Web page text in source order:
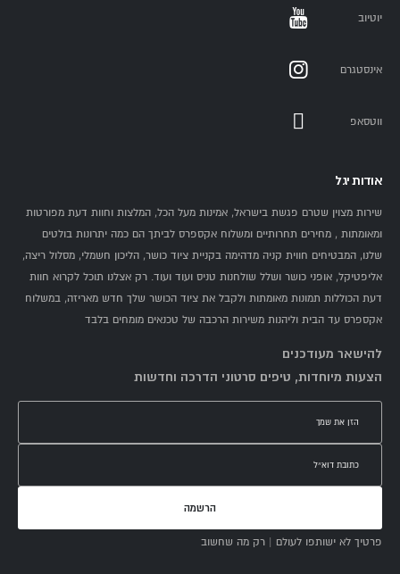
יוטיוב
אינסטגרם
ווטסאפ
אודות יגל
שירות מצוין שטרם פגשת בישראל, אמינות מעל הכל, המלצות וחוות דעת מפורטות
ומאומתות , מחירים תחרותיים ומשלוח אקספרס לביתך הם כמה יתרונות בולטים
שלנו, המבטיחים חווית קניה מדהימה בקניית ציוד כושר, הליכון חשמלי, מסלול ריצה,
אליפטיקל, אופני כושר ושלל שולחנות טניס ועוד ועוד. רק אצלנו תוכל לקרוא חוות
דעת הכוללות תמונות מאומתות ולקבל את ציוד הכושר שלך חדש מאריזה, במשלוח
אקספרס עד הבית וליהנות משירות הרכבה של טכנאים מומחים בלבד
להישאר מעודכנים
הצעות מיוחדות, טיפים סרטוני הדרכה וחדשות
הרשמה
פרטיך לא ישותפו לעולם | רק מה שחשוב